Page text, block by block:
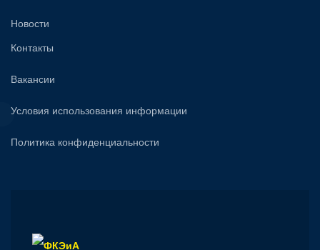
Новости
Контакты
Вакансии
Условия использования информации
Политика конфиденциальности